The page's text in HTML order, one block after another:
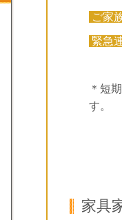
ご家
緊急
＊短
す。
家具